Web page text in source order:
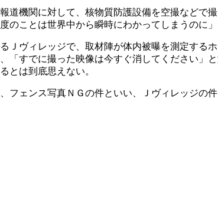
道機関に対して、核物質防護設備を空撮などで
ことは世界中から瞬時にわかってしまうのに」
ヴィレッジで、取材陣が体内被曝を測定する
すでに撮った映像は今すぐ消してください」
とは到底思えない。
ェンス写真ＮＧの件といい、Ｊヴィレッジの